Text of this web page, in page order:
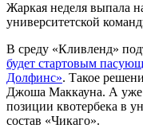
Жаркая неделя выпала
университетской
В среду «Кливленд»
будет стартовым
Долфинс». Такое
Джоша Маккауна. А уже
позиции квотербека в
состав «Чикаго».